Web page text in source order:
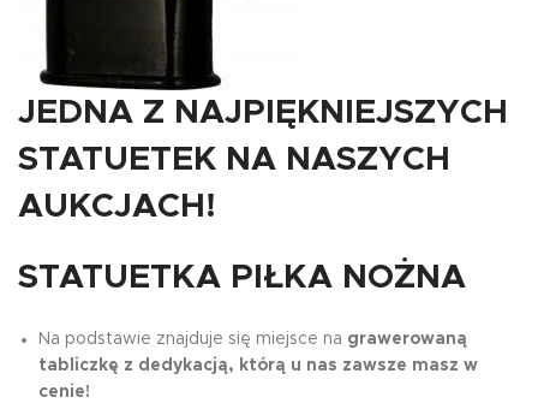
JEDNA Z NAJPIĘKNIEJSZYCH
STATUETEK NA NASZYCH
AUKCJACH!
STATUETKA PIŁKA NOŻNA
Na podstawie znajduje się miejsce na grawerowaną
tabliczkę z dedykacją, którą u nas zawsze masz w
cenie!